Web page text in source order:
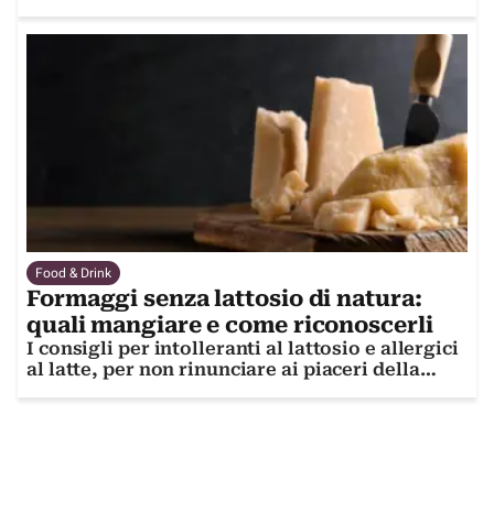
Food & Drink
Formaggi senza lattosio di natura:
quali mangiare e come riconoscerli
I consigli per intolleranti al lattosio e allergici
al latte, per non rinunciare ai piaceri della